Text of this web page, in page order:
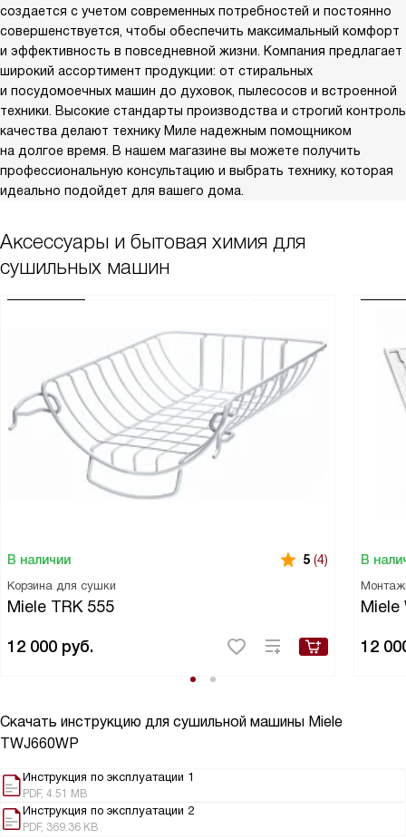
создается с учетом современных потребностей и постоянно
совершенствуется, чтобы обеспечить максимальный комфорт
и эффективность в повседневной жизни. Компания предлагает
широкий ассортимент продукции: от стиральных
и посудомоечных машин до духовок, пылесосов и встроенной
техники. Высокие стандарты производства и строгий контроль
качества делают технику Миле надежным помощником
на долгое время. В нашем магазине вы можете получить
профессиональную консультацию и выбрать технику, которая
идеально подойдет для вашего дома.
Аксессуары и бытовая химия для
сушильных машин
В наличии 5 (4)
Корзина для сушки
Miele TRK 555
12 000 руб.
В
Miele
12
Скачать инструкцию для сушильной машины Miele
TWJ660WP
Инструкция по эксплуатации 1
PDF, 4.51 MB
Инструкция по эксплуатации 2
PDF, 369.36 KB